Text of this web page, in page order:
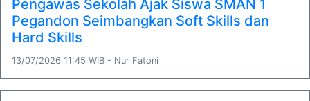
Pengawas Sekolah Ajak Siswa SMAN 1
Pegandon Seimbangkan Soft Skills dan
Hard Skills
13/07/2026 11:45 WIB - Nur Fatoni